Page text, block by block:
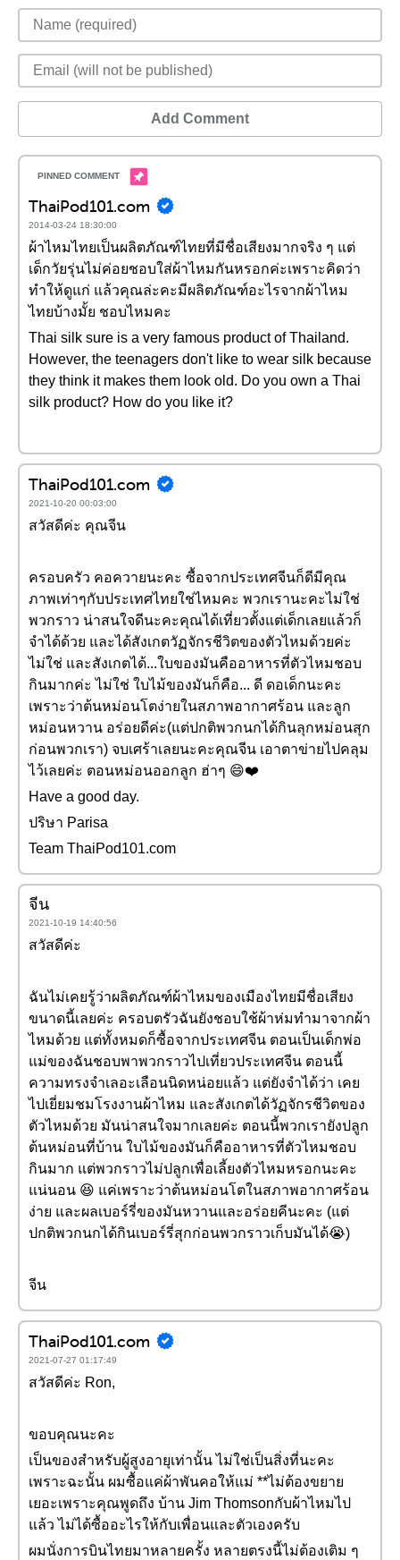
Add Comment
ThaiPod101.com
2014-03-24 18:30:00
ผ้าไหมไทยเป็นผลิตภัณฑ์ไทยที่มีชื่อเสียงมากจริง ๆ แต่
เด็กวัยรุ่นไม่ค่อยชอบใส่ผ้าไหมกันหรอกค่ะเพราะคิดว่า
ทำให้ดูแก่ แล้วคุณล่ะคะมีผลิตภัณฑ์อะไรจากผ้าไหม
ไทยบ้างมั้ย ชอบไหมคะ
Thai silk sure is a very famous product of Thailand.
However, the teenagers don't like to wear silk because
they think it makes them look old. Do you own a Thai
silk product? How do you like it?
ThaiPod101.com
2021-10-20 00:03:00
สวัสดีค่ะ คุณจีน
ครอบครัว คอควายนะคะ ซื้อจากประเทศจีนก็ดีมีคุณ
ภาพเท่าๆกับประเทศไทยใช่ไหมคะ พวกเรานะคะไม่ใช่
พวกราว น่าสนใจดีนะคะคุณได้เที่ยวตั้งแต่เด็กเลยแล้วก็
จำได้ด้วย และได้สังเกตวัฏจักรชีวิตของตัวไหมด้วยค่ะ
ไม่ใช่ และสังเกตได้...ใบของมันคืออาหารที่ตัวไหมชอบ
กินมากค่ะ ไม่ใช่ ใบไม้ของมันก็คือ... ดี ดอเด็กนะคะ
เพราะว่าต้นหม่อนโตง่ายในสภาพอากาศร้อน และลูก
หม่อนหวาน อร่อยดีค่ะ(แต่ปกติพวกนกได้กินลุกหม่อนสุก
ก่อนพวกเรา) จบเศร้าเลยนะคะคุณจีน เอาตาข่ายไปคลุม
ไว้เลยค่ะ ตอนหม่อนออกลูก ฮ่าๆ 😄❤️️
Have a good day.
ปริษา Parisa
Team ThaiPod101.com
จีน
2021-10-19 14:40:56
สวัสดีค่ะ
ฉันไม่เคยรู้ว่าผลิตภัณฑ์ผ้าไหมของเมืองไทยมีชื่อเสียง
ขนาดนี้เลยค่ะ ครอบตรัวฉันยังชอบใช้ผ้าห่มทำมาจากผ้า
ไหมด้วย แต่ทั้งหมดก็ซื้อจากประเทศจีน ตอนเป็นเด็กพ่อ
แม่ของฉันชอบพาพวกราวไปเที่ยวประเทศจีน ตอนนี้
ความทรงจำเลอะเลือนนิดหน่อยแล้ว แต่ยังจำได้ว่า เคย
ไปเยี่ยมชมโรงงานผ้าไหม และสังเกตได้วัฏจักรชีวิตของ
ตัวไหมด้วย มันน่าสนใจมากเลยค่ะ ตอนนี้พวกเรายังปลูก
ต้นหม่อนที่บ้าน ใบไม้ของมันก็คืออาหารที่ตัวไหมชอบ
กินมาก แต่พวกราวไม่ปลูกเพื่อเลี้ยงตัวไหมหรอกนะคะ
แน่นอน 😆 แค่เพราะว่าต้นหม่อนโตในสภาพอากาศร้อน
ง่าย และผลเบอร์รี่ของมันหวานและอร่อยคีนะคะ (แต่
ปกติพวกนกได้กินเบอร์รี่สุกก่อนพวกราวเก็บมันได้😭)
จีน
ThaiPod101.com
2021-07-27 01:17:49
สวัสดีค่ะ Ron,
ขอบคุณนะคะ
เป็นของสำหรับผู้สูงอายุเท่านั้น ไม่ใช่เป็นสิ่งที่นะคะ
เพราะฉะนั้น ผมซื้อแค่ผ้าพันคอให้แม่ **ไม่ต้องขยาย
เยอะเพราะคุณพูดถึง บ้าน Jim Thomsonกับผ้าไหมไป
แล้ว ไม่ได้ซื้ออะไรให้กับเพื่อนและตัวเองครับ
ผมนั่งการบินไทยมาหลายครั้ง หลายตรงนี้ไม่ต้องเติม ๆ